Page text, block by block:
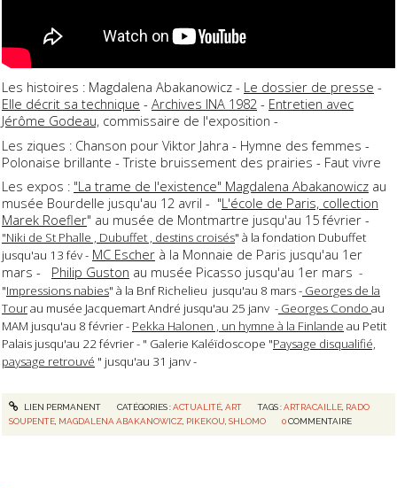
Les histoires : Magdalena Abakanowicz - Le dossier de presse -
Elle décrit sa technique - Archives INA 1982 - Entretien avec
Jérôme Godeau, commissaire de l'exposition -
Les ziques : Chanson pour Viktor Jahra - Hymne des femmes -
Polonaise brillante - Triste bruissement des prairies - Faut vivre
Les expos : "La trame de l'existence" Magdalena Abakanowicz au
musée Bourdelle jusqu'au 12 avril - "L'école de Paris, collection
Marek Roefler" au musée de Montmartre jusqu'au 15 février -
"Niki de St Phalle , Dubuffet , destins croisés" à la fondation Dubuffet
jusqu'au 13 fév - MC Escher à la Monnaie de Paris jusqu'au 1er
mars - Philip Guston au musée Picasso jusqu'au 1er mars -
"Impressions nabies" à la Bnf Richelieu jusqu'au 8 mars - Georges de la
Tourau musée Jacquemart André jusqu'au 25 janv - Georges Condo au
MAM jusqu'au 8 février - Pekka Halonen , un hymne à la Finlande au Petit
Palais jusqu'au 22 février - " Galerie Kaléïdoscope "Paysage disqualifié,
paysage retrouvé " jusqu'au 31 janv -
LIEN PERMANENT CATÉGORIES :ACTUALITÉ, ART TAGS :ARTRACAILLE RADO
SOUPENTE MAGDALENA ABAKANOWICZ PIKEKOU ,SHLOMO 0 COMMENTAIRE